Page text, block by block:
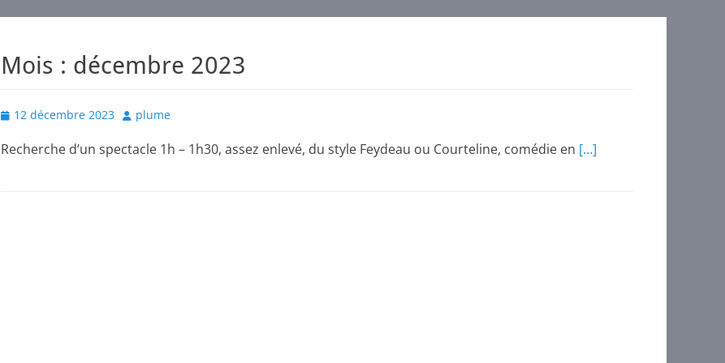
Mois : décembre 2023
Posted
12 décembre 2023 Author
plume
Recherche d’un spectacle 1h – 1h30, assez enlevé, du style Feydeau ou Courteline, comédie en […]